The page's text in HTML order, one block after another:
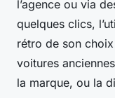
l’agence ou via
quelques clics,
rétro de son
voitures
la marque, ou la